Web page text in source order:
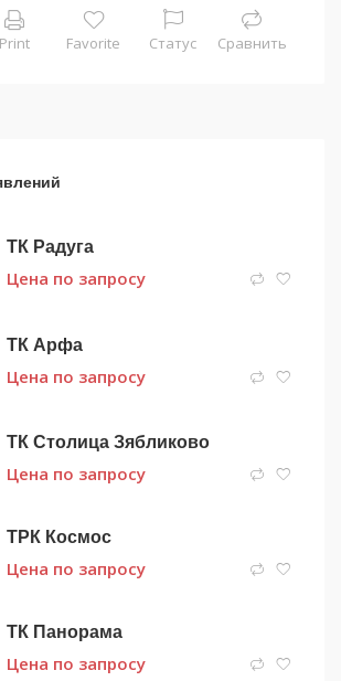
Print Favorite Статус Сравнить
ТК Радуга
Цена по запросу
ТК Арфа
Цена по запросу
ТК Столица Зябликово
Цена по запросу
ТРК Космос
Цена по запросу
ТК Панорама
Цена по запросу